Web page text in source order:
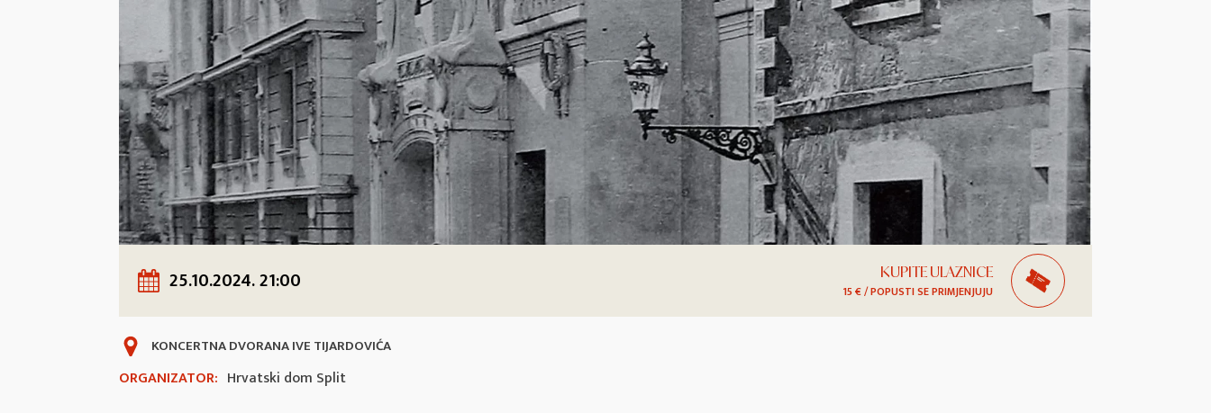
25.10.2024. 21:00
KUPITE ULAZNICE
15 € / POPUSTI SE PRIMJENJUJU
ORGANIZATOR: Hrvatski dom Split
KONCERTNA DVORANA IVE TIJARDOVIĆA